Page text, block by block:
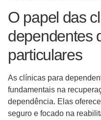
O papel das
dependentes
particulares
As clínicas para
fundamentais na
dependência. Elas
seguro e focado na